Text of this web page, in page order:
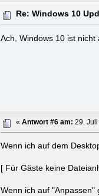
Re: Windows 10
Ach, Windows 10 ist
«Antwort #6 am: 29.
Wenn ich auf dem
[ Für Gäste keine
Wenn ich auf "Anpassen"